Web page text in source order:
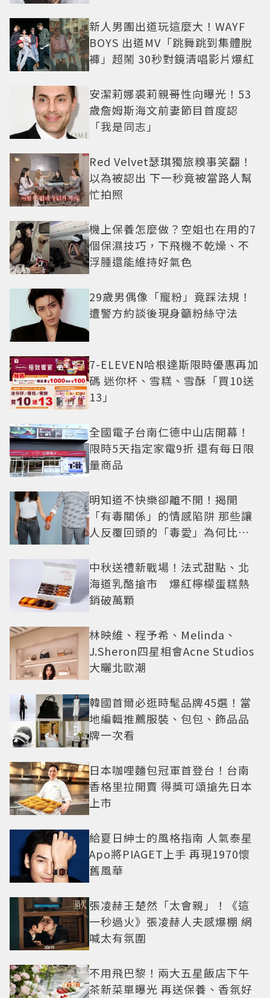
新人男團出道玩這麼大！WAYF
BOYS 出道MV「跳舞跳到集體脫
褲」超鬧 30秒對鏡清唱影片爆紅
安潔莉娜裘莉親哥性向曝光！53
歲詹姆斯海文前妻節目首度認
「我是同志」
Red Velvet瑟琪獨旅糗事笑翻！
以為被認出 下一秒竟被當路人幫
忙拍照
機上保養怎麼做？空姐也在用的7
個保濕技巧，下飛機不乾燥、不
浮腫還能維持好氣色
29歲男偶像「寵粉」竟踩法規！
遭警方約談後現身籲粉絲守法
7-ELEVEN哈根達斯限時優惠再加
碼 迷你杯、雪糕、雪酥「買10送
13」
全國電子台南仁德中山店開幕！
限時5天指定家電9折 還有每日限
量商品
明知道不快樂卻離不開！揭開
「有毒關係」的情感陷阱 那些讓
人反覆回頭的「毒愛」為何比菸
中秋送禮新戰場！法式甜點、北
海道乳酪搶市 爆紅檸檬蛋糕熱
銷破萬顆
林映維、程予希、Melinda、
J.Sheron四星相會Acne Studios
大曬北歐潮
韓國首爾必逛時髦品牌45選！當
地編輯推薦服裝、包包、飾品品
牌一次看
日本咖哩麵包冠軍首登台！台南
香格里拉開賣 得獎可頌搶先日本
上市
給夏日紳士的風格指南 人氣泰星
Apo將PIAGET上手 再現1970懷
舊風華
張凌赫王楚然「太會親」！《這
一秒過火》張凌赫人夫感爆棚 網
喊太有氛圍
不用飛巴黎！兩大五星飯店下午
茶新菜單曝光 再送保養、香氛好